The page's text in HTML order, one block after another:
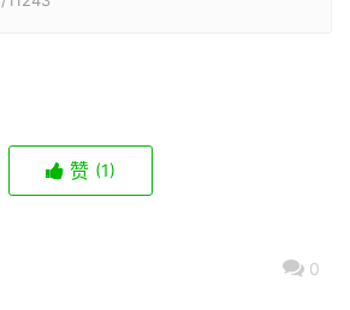
赞 (1)
0